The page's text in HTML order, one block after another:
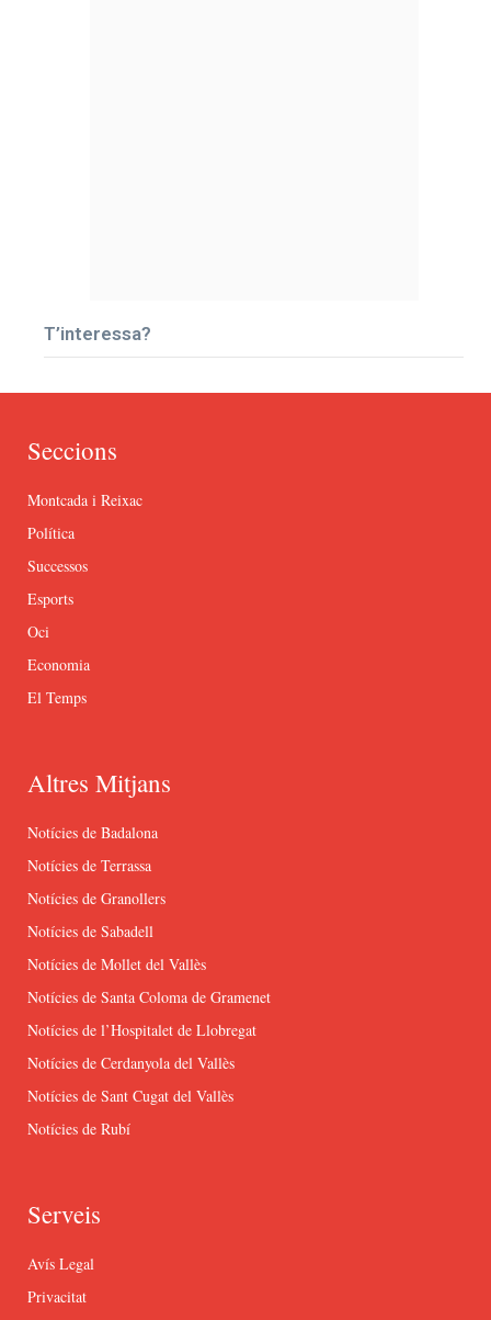
T’interessa?
Seccions
Montcada i Reixac
Política
Successos
Esports
Oci
Economia
El Temps
Altres Mitjans
Notícies de Badalona
Notícies de Terrassa
Notícies de Granollers
Notícies de Sabadell
Notícies de Mollet del Vallès
Notícies de Santa Coloma de Gramenet
Notícies de l’Hospitalet de Llobregat
Notícies de Cerdanyola del Vallès
Notícies de Sant Cugat del Vallès
Notícies de Rubí
Serveis
Avís Legal
Privacitat